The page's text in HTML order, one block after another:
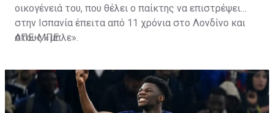
οικογένειά του, που θέλει ο παίκτης να επιστρέψει
στην Ισπανία έπειτα από 11 χρόνια στο Λονδίνο και
στους «μπλε».
ΑΠΕ-ΜΠΕ